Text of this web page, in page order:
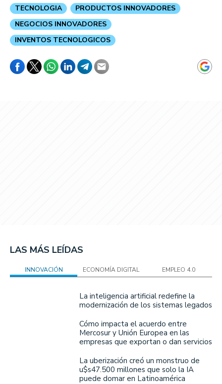
TECNOLOGIA
PRODUCTOS INNOVADORES
NEGOCIOS INNOVADORES
INVENTOS TECNOLOGICOS
LAS MÁS LEÍDAS
INNOVACIÓN ECONOMÍA DIGITAL EMPLEO 4.0
La inteligencia artificial redefine la
modernización de los sistemas legados
Cómo impacta el acuerdo entre
Mercosur y Unión Europea en las
empresas que exportan o dan servicios
La uberización creó un monstruo de
u$s47.500 millones que solo la IA
puede domar en Latinoamérica